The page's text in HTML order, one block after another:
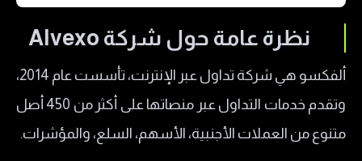
المنتجات المالية المتوفرة لدى شركة ألفيكسو
ما هي أنواع منصات التداول لدى شركة Alvexo؟
أنواع حسابات التداول في شركة الفكسو Alvexo
نظرة عامة حول شركة Alvexo
ألفكسو هي شركة تداول عبر الإنترنت، تأسست عام 2014،
وتقدم خدمات التداول عبر منصاتها على أكثر من 450 أصل
متنوع من العملات الأجنبية، الأسهم، السلع، والمؤشرات.